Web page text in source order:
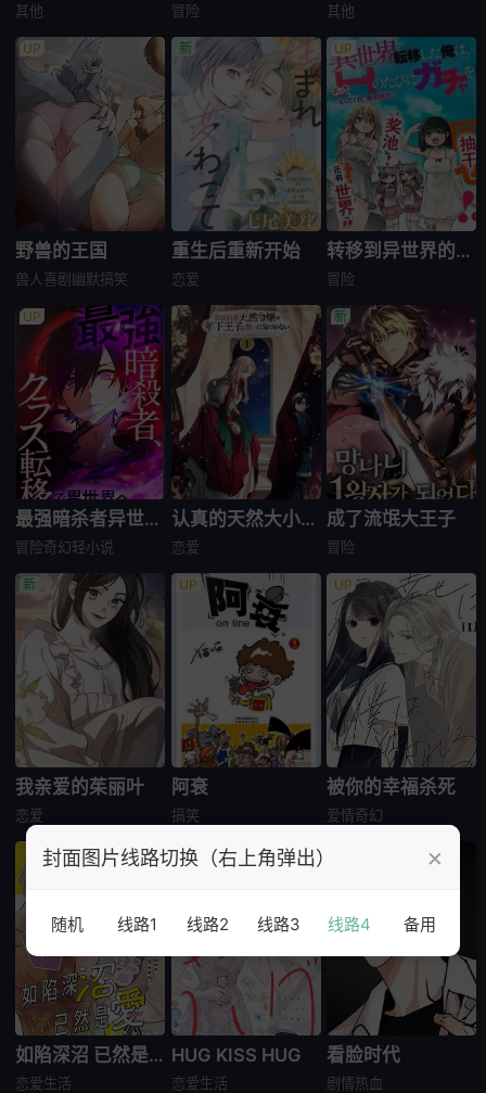
其他 冒险 其他
野兽的王国
兽人 喜剧 幽默搞笑
重生后重新开始
恋爱
转移到异世界的我，每色一次就要抽奖池！
冒险
最强暗杀者异世界转移
冒险奇幻轻小说
认真的天然大小姐察觉不到年下王子的心意
恋爱
成了流氓大王子
冒险
我亲爱的茱丽叶
恋爱
阿衰
搞笑
被你的幸福杀死
爱情奇幻
如陷深沼 已然是爱
恋爱生活
HUG KISS HUG
恋爱生活
看脸时代
剧情热血
封面图片线路切换（右上角弹出） ×
随机 线路1 线路2 线路3 线路4 备用